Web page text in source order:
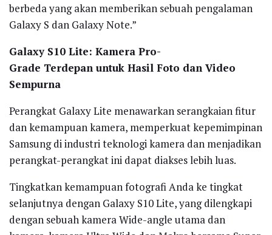
berbeda yang akan memberikan sebuah pengalaman
Galaxy S dan Galaxy Note.”
Galaxy S10 Lite: Kamera Pro-
Grade Terdepan untuk Hasil Foto dan Video
Sempurna
Perangkat Galaxy Lite menawarkan serangkaian fitur
dan kemampuan kamera, memperkuat kepemimpinan
Samsung di industri teknologi kamera dan menjadikan
perangkat-perangkat ini dapat diakses lebih luas.
Tingkatkan kemampuan fotografi Anda ke tingkat
selanjutnya dengan Galaxy S10 Lite, yang dilengkapi
dengan sebuah kamera Wide-angle utama dan